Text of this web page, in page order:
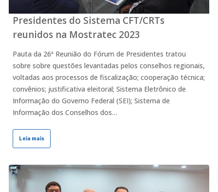
Presidentes do Sistema CFT/CRTs
reunidos na Mostratec 2023
Pauta da 26ª Reunião do Fórum de Presidentes tratou
sobre sobre questões levantadas pelos conselhos regionais,
voltadas aos processos de fiscalização; cooperação técnica;
convênios; justificativa eleitoral; Sistema Eletrônico de
Informação do Governo Federal (SEI); Sistema de
Informação dos Conselhos dos…
Leia mais